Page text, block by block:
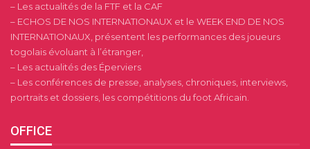
– Les actualités de la FTF et la CAF
– ECHOS DE NOS INTERNATIONAUX et le WEEK END DE NOS
INTERNATIONAUX, présentent les performances des joueurs
togolais évoluant à l’étranger,
– Les actualités des Éperviers
– Les conférences de presse, analyses, chroniques, interviews,
portraits et dossiers, les compétitions du foot Africain.
OFFICE